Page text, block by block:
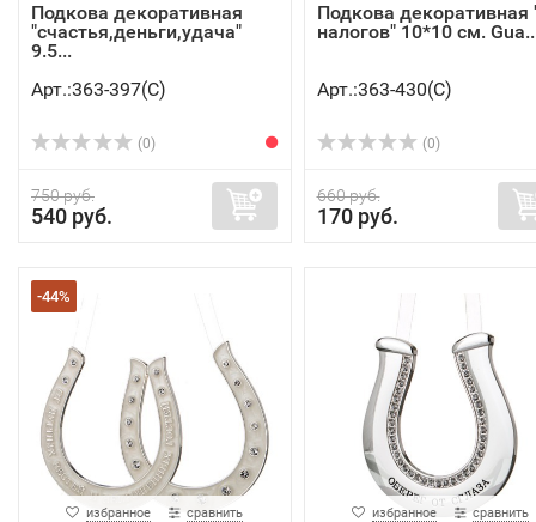
Подкова декоративная
"счастья,деньги,удача"
9.5...
Арт.:363-397(C)
(0)
750 руб.
540 руб.
Подкова декоративная
налогов" 10*10 см.
Арт.:363-430(C)
(0)
660 руб.
170 руб.
-44%
избранное сравнить избранное сравнить